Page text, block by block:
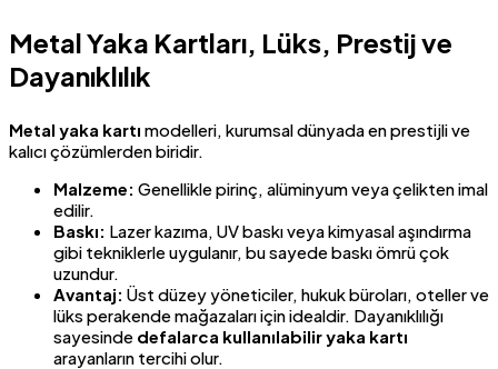
Metal Yaka Kartları, Lüks, Prestij ve
Dayanıklılık
Metal yaka kartı modelleri, kurumsal dünyada en prestijli ve
kalıcı çözümlerden biridir.
Malzeme: Genellikle pirinç, alüminyum veya çelikten imal
edilir.
Baskı: Lazer kazıma, UV baskı veya kimyasal aşındırma
gibi tekniklerle uygulanır, bu sayede baskı ömrü çok
uzundur.
Avantaj: Üst düzey yöneticiler, hukuk büroları, oteller ve
lüks perakende mağazaları için idealdir. Dayanıklılığı
sayesinde defalarca kullanılabilir yaka kartı
arayanların tercihi olur.